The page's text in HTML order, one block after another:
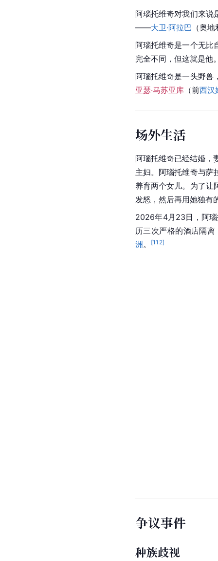
阿瑙托维奇对我们来说
——大卫·阿拉巴 （奥地
阿瑙托维奇是一个无比
完全不同，但这就是
阿瑙托维奇是一头野
亚瑟·马苏亚库 （前西汉
场外生活
阿瑙托维奇已经结婚，
主妇。阿瑙托维奇与萨
养育两个女儿。为了让
发怒，然后再用她独有
2026年4月23日，阿
历三次严格的酒店隔
洲 。 [112]
争议事件
种族歧视